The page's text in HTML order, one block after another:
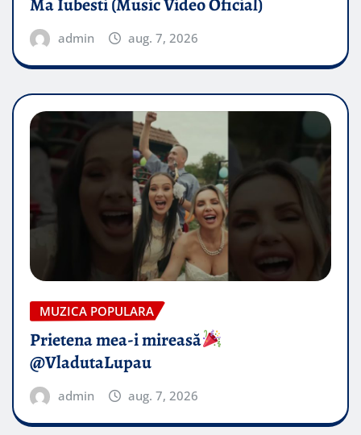
Ma Iubesti (Music Video Oficial)
admin aug. 7, 2026
MUZICA POPULARA
Prietena mea-i mireasă​
@VladutaLupau
admin aug. 7, 2026